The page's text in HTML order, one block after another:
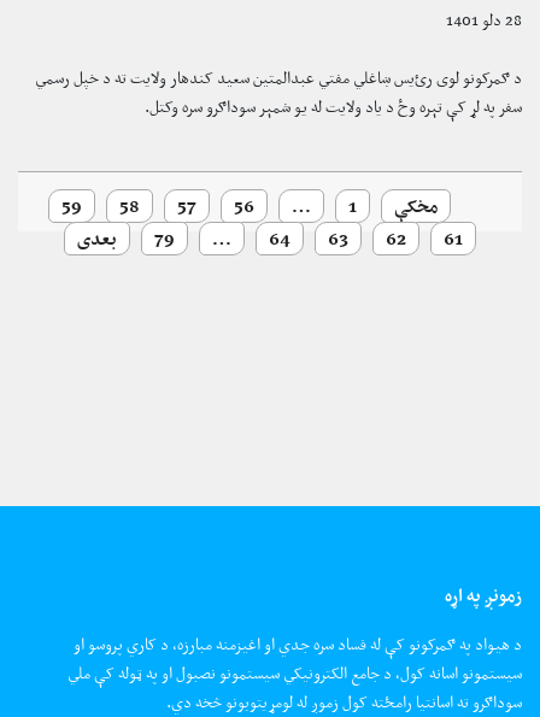
28 دلو 1401
د ګمرکونو لوی رﺉیس ښاغلي مفتي عبدالمتین سعید کندهار ولایت ته د خپل رسمي
سفر په لړ کې تېره وځ د یاد ولایت له یو شمېر سوداګرو سره وکتل.
مخکې 1
…
56
57
58
59
61
62
63
64
…
79 بعدی
زمونږ په اړه
د هیواد په ګمرکونو کې له فساد سره جدي او اغیزمنه مبارزه، د کاري پروسو او
سیستمونو اسانه کول، د جامع الکترونیکي سیستمونو نصبول او په ټوله کې ملي
سوداګرو ته اسانتیا رامځته کول زموږ له لومړیتوبونو څخه دي.